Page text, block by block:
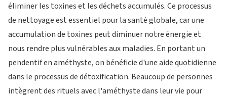
éliminer les toxines et les déchets accumulés. Ce processus
de nettoyage est essentiel pour la santé globale, car une
accumulation de toxines peut diminuer notre énergie et
nous rendre plus vulnérables aux maladies. En portant un
pendentif en améthyste, on bénéficie d'une aide quotidienne
dans le processus de détoxification. Beaucoup de personnes
intègrent des rituels avec l'améthyste dans leur vie pour